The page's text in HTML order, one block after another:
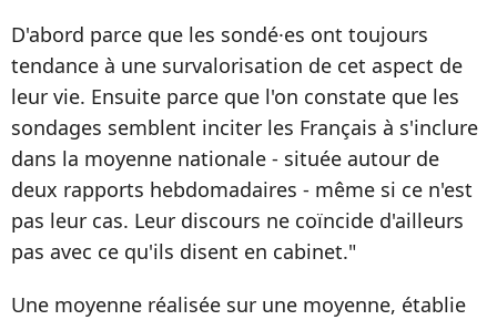
D'abord parce que les sondé·es ont toujours
tendance à une survalorisation de cet aspect de
leur vie. Ensuite parce que l'on constate que les
sondages semblent inciter les Français à s'inclure
dans la moyenne nationale - située autour de
deux rapports hebdomadaires - même si ce n'est
pas leur cas. Leur discours ne coïncide d'ailleurs
pas avec ce qu'ils disent en cabinet."
Une moyenne réalisée sur une moyenne, établie